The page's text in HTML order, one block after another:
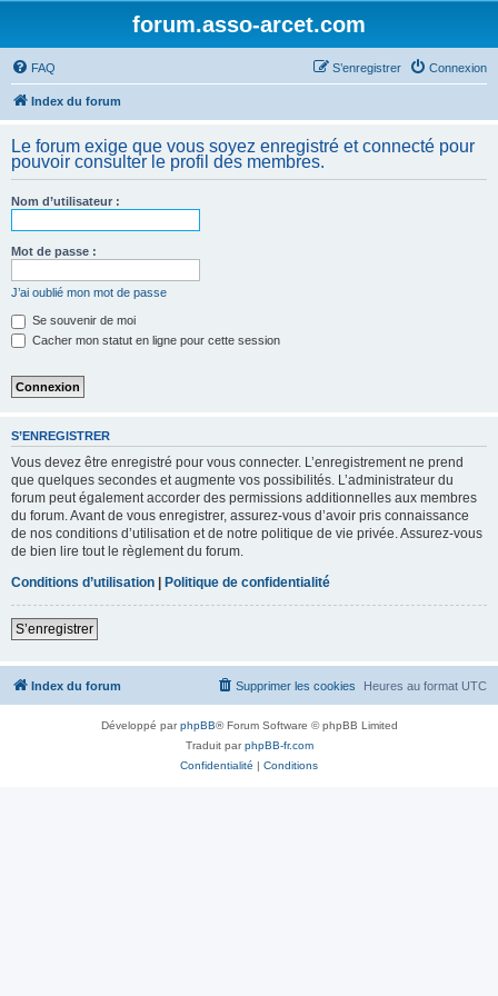
forum.asso-arcet.com
FAQ Connexion
S’enregistrer
Index du forum
Le forum exige que vous soyez enregistré et connecté pour
pouvoir consulter le profil des membres.
Nom d’utilisateur :
Mot de passe :
J’ai oublié mon mot de passe
Se souvenir de moi
Cacher mon statut en ligne pour cette session
S’ENREGISTRER
Vous devez être enregistré pour vous connecter. L’enregistrement ne prend
que quelques secondes et augmente vos possibilités. L’administrateur du
forum peut également accorder des permissions additionnelles aux membres
du forum. Avant de vous enregistrer, assurez-vous d’avoir pris connaissance
de nos conditions d’utilisation et de notre politique de vie privée. Assurez-vous
de bien lire tout le règlement du forum.
Conditions d’utilisation | Politique de confidentialité
S’enregistrer
Index du forum Heures au format UTC
Supprimer les cookies
Développé parphpBB® Forum Software © phpBB Limited
Traduit parphpBB-fr.com
Confidentialité | Conditions